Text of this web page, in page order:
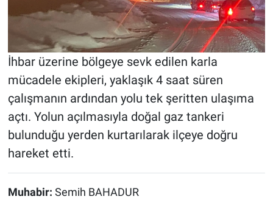
İhbar üzerine bölgeye sevk edilen karla
mücadele ekipleri, yaklaşık 4 saat süren
çalışmanın ardından yolu tek şeritten ulaşıma
açtı. Yolun açılmasıyla doğal gaz tankeri
bulunduğu yerden kurtarılarak ilçeye doğru
hareket etti.
Muhabir: Semih BAHADUR